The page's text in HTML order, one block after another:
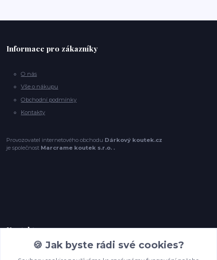
Informace pro zákazníky
O nás
Vše o nákupu
Obchodní podmínky
Kontakty
Provozovatel internetového obchodu Dárkový koutek.cz
je společnost Marcrame koutek s.r.o. .
Kontakty
+420 774 209 220,
🍪 Jak byste rádi své cookies?